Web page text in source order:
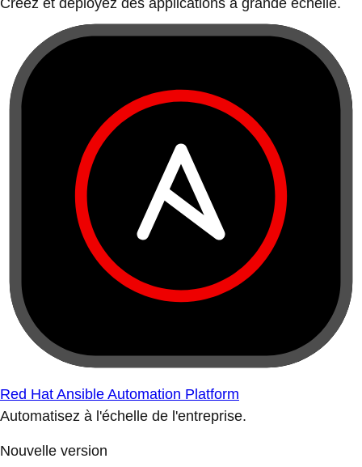
Créez et déployez des applications à grande échelle.
Red Hat Ansible Automation Platform
Automatisez à l'échelle de l'entreprise.
Nouvelle version